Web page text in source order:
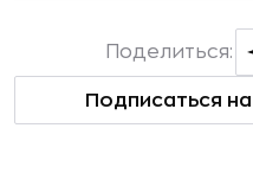
Подписаться
Поделиться: